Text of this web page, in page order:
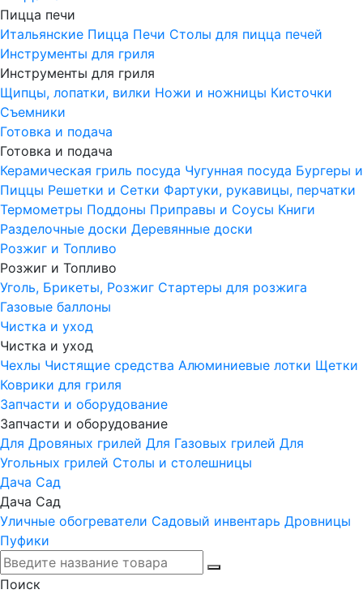
Пицца печи
Итальянские Пицца Печи Столы для пицца печей
Инструменты для гриля
Инструменты для гриля
Щипцы, лопатки, вилки Ножи и ножницы Кисточки
Съемники
Готовка и подача
Готовка и подача
Керамическая гриль посуда Чугунная посуда Бургеры и
Пиццы Решетки и Сетки Фартуки, рукавицы, перчатки
Термометры Поддоны Приправы и Соусы Книги
Разделочные доски Деревянные доски
Розжиг и Топливо
Розжиг и Топливо
Уголь, Брикеты, Розжиг Стартеры для розжига
Газовые баллоны
Чистка и уход
Чистка и уход
Чехлы Чистящие средства Алюминиевые лотки Щетки
Коврики для гриля
Запчасти и оборудование
Запчасти и оборудование
Для Дровяных грилей Для Газовых грилей Для
Угольных грилей Столы и столешницы
Дача Сад
Дача Сад
Уличные обогреватели Садовый инвентарь Дровницы
Пуфики
Поиск